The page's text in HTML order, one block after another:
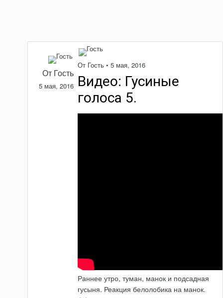
От Гость
5 мая, 2016
От Гость •5 мая, 2016
Видео: Гусиные
голоса 5.
Раннее утро, туман, манок и подсадная
гусыня. Реакция белолобика на манок.